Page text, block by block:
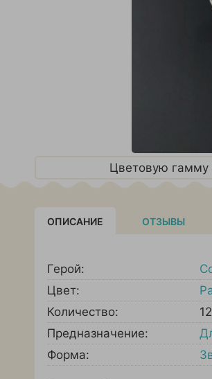
Цветовую гамму
ОПИСАНИЕ ОТЗЫВЫ
Герой:
Цвет:
Количество:
12
Предназначение:
Форма: